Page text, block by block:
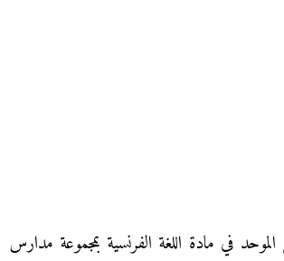
الموحد في مادة اللغة الفرنسية بمجموعة مدارس